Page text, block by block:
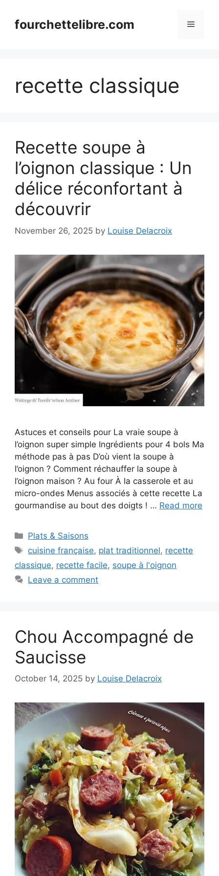
contentfourchettelibre.com Menu
recette classique
Recette soupe à
l’oignon classique : Un
délice réconfortant à
découvrir
November 26, 2025 by Louise Delacroix
Astuces et conseils pour La vraie soupe à
l’oignon super simple Ingrédients pour 4 bols Ma
méthode pas à pas D’où vient la soupe à
l’oignon ? Comment réchauffer la soupe à
l’oignon maison ? Au four À la casserole et au
micro-ondes Menus associés à cette recette La
gourmandise au bout des doigts ! … Read more
Categories
Plats & Saisons
Tags
cuisine française, plat traditionnel, recette
classique, recette facile, soupe à l'oignon
Leave a comment
Chou Accompagné de
Saucisse
October 14, 2025 by Louise Delacroix